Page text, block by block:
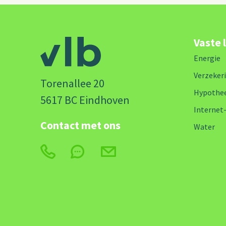
Torenallee 20
5617 BC Eindhoven
Contact met ons
Vaste
Energie
Water